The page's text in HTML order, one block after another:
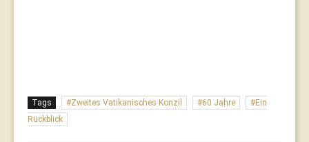
Tags Zweites Vatikanisches Konzil 60 Jahre
Ein
Rückblick